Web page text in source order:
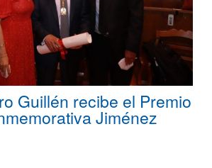
Guillén recibe el Premio
Jiménez